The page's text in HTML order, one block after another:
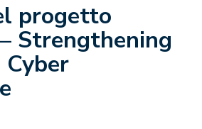
progetto
Strengthening
Cyber